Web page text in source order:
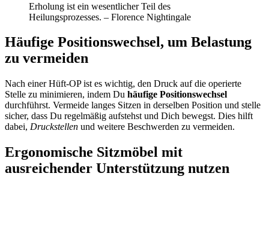
Erholung ist ein wesentlicher Teil des
Heilungsprozesses. – Florence Nightingale
Häufige Positionswechsel, um Belastung
zu vermeiden
Nach einer Hüft-OP ist es wichtig, den Druck auf die operierte
Stelle zu minimieren, indem Du häufige Positionswechsel
durchführst. Vermeide langes Sitzen in derselben Position und stelle
sicher, dass Du regelmäßig aufstehst und Dich bewegst. Dies hilft
dabei, Druckstellen und weitere Beschwerden zu vermeiden.
Ergonomische Sitzmöbel mit
ausreichender Unterstützung nutzen